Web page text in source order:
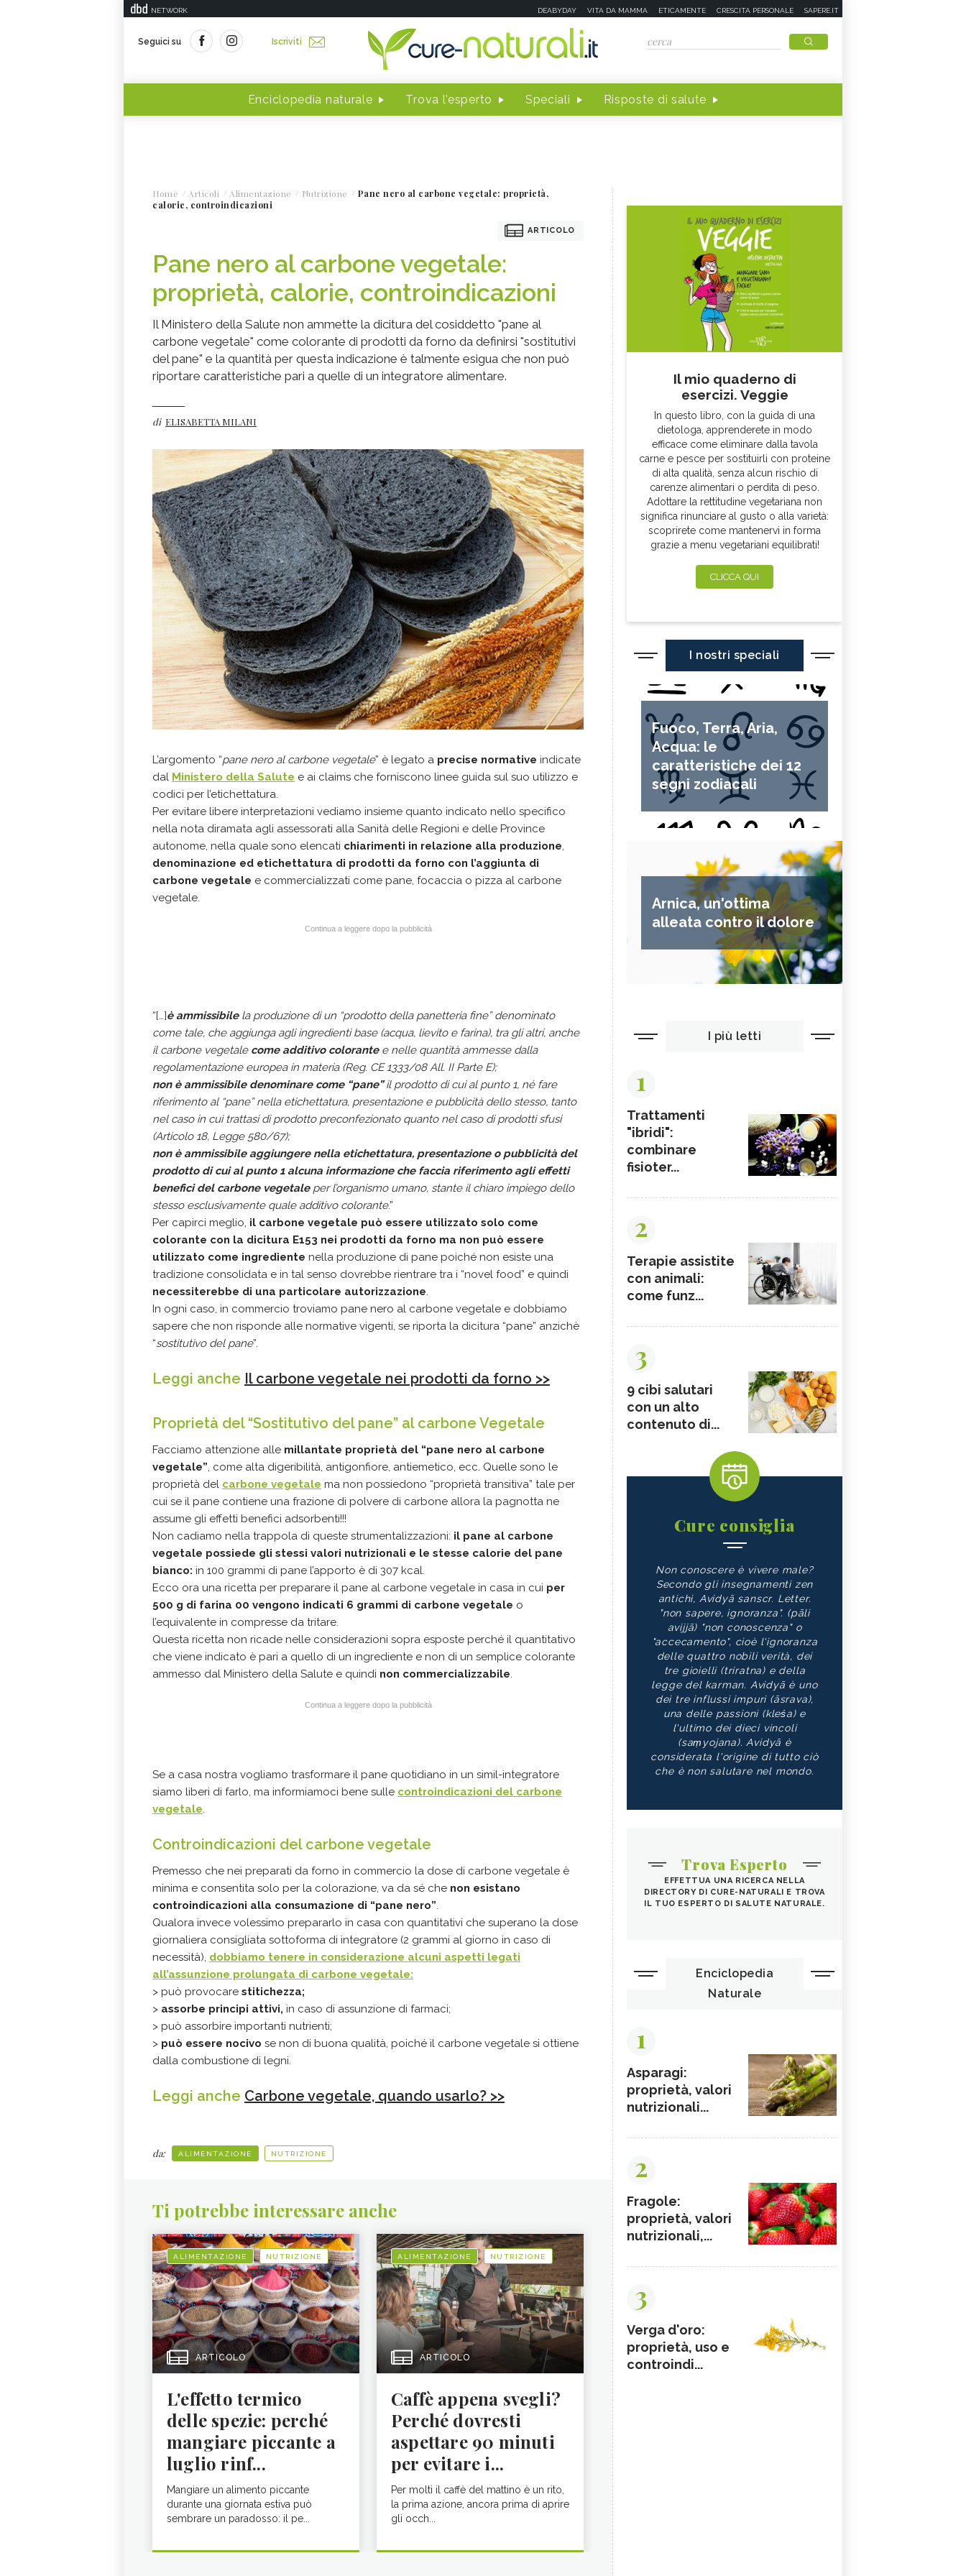
NETWORK DEABYDAY VITA DA MAMMA ETICAMENTE CRESCITA PERSONALE SAPERE.IT
Seguici su Iscriviti
Enciclopedia naturale Trova l'esperto Speciali Risposte di salute
Home Articoli Alimentazione Nutrizione
Pane nero al carbone vegetale: proprietà,
calorie, controindicazioni
ARTICOLO
Pane nero al carbone vegetale:
proprietà, calorie, controindicazioni
Il Ministero della Salute non ammette la dicitura del cosiddetto "pane al
carbone vegetale" come colorante di prodotti da forno da definirsi "sostitutivi
del pane" e la quantità per questa indicazione è talmente esigua che non può
riportare caratteristiche pari a quelle di un integratore alimentare.
di ELISABETTA MILANI
L’argomento “pane nero al carbone vegetale” è legato a precise normative indicate
dal Ministero della Salute e ai claims che forniscono linee guida sul suo utilizzo e
codici per l’etichettatura.
Per evitare libere interpretazioni vediamo insieme quanto indicato nello specifico
nella nota diramata agli assessorati alla Sanità delle Regioni e delle Province
autonome, nella quale sono elencati chiarimenti in relazione alla produzione,
denominazione ed etichettatura di prodotti da forno con l’aggiunta di
carbone vegetale e commercializzati come pane, focaccia o pizza al carbone
vegetale.
Continua a leggere dopo la pubblicità
“[…]è ammissibilela produzione di un “prodotto della panetteria fine” denominato
come tale, che aggiunga agli ingredienti base (acqua, lievito e farina), tra gli altri, anche
il carbone vegetale come additivo colorante e nelle quantità ammesse dalla
regolamentazione europea in materia (Reg. CE 1333/08 All. II Parte E);
non è ammissibile denominare come “pane”il prodotto di cui al punto 1, né fare
riferimento al “pane” nella etichettatura, presentazione e pubblicità dello stesso, tanto
nel caso in cui trattasi di prodotto preconfezionato quanto nel caso di prodotti sfusi
(Articolo 18, Legge 580/67);
non è ammissibile aggiungere nella etichettatura, presentazione o pubblicità del
prodotto di cui al punto 1 alcuna informazione che faccia riferimento agli effetti
benefici del carbone vegetaleper l’organismo umano, stante il chiaro impiego dello
stesso esclusivamente quale additivo colorante.”
Per capirci meglio, il carbone vegetale può essere utilizzato solo come
colorante con la dicitura E153 nei prodotti da forno ma non può essere
utilizzato come ingrediente nella produzione di pane poiché non esiste una
tradizione consolidata e in tal senso dovrebbe rientrare tra i “novel food” e quindi
necessiterebbe di una particolare autorizzazione.
In ogni caso, in commercio troviamo pane nero al carbone vegetale e dobbiamo
sapere che non risponde alle normative vigenti, se riporta la dicitura “pane” anzichè
“sostitutivo del pane”.
Leggi anche Il carbone vegetale nei prodotti da forno >>
Proprietà del “Sostitutivo del pane” al carbone Vegetale
Facciamo attenzione alle millantate proprietà del “pane nero al carbone
vegetale”, come alta digeribilità, antigonfiore, antiemetico, ecc. Quelle sono le
proprietà del carbone vegetale ma non possiedono “proprietà transitiva” tale per
cui se il pane contiene una frazione di polvere di carbone allora la pagnotta ne
assume gli effetti benefici adsorbenti!!!
Non cadiamo nella trappola di queste strumentalizzazioni: il pane al carbone
vegetale possiede gli stessi valori nutrizionali e le stesse calorie del pane
bianco: in 100 grammi di pane l’apporto è di 307 kcal.
Ecco ora una ricetta per preparare il pane al carbone vegetale in casa in cui per
500 g di farina 00 vengono indicati 6 grammi di carbone vegetale o
l’equivalente in compresse da tritare.
Questa ricetta non ricade nelle considerazioni sopra esposte perché il quantitativo
che viene indicato è pari a quello di un ingrediente e non di un semplice colorante
ammesso dal Ministero della Salute e quindi non commercializzabile.
Continua a leggere dopo la pubblicità
Se a casa nostra vogliamo trasformare il pane quotidiano in un simil-integratore
siamo liberi di farlo, ma informiamoci bene sulle controindicazioni del carbone
vegetale.
Controindicazioni del carbone vegetale
Premesso che nei preparati da forno in commercio la dose di carbone vegetale è
minima e consentita solo per la colorazione, va da sé che non esistano
controindicazioni alla consumazione di “pane nero”.
Qualora invece volessimo prepararlo in casa con quantitativi che superano la dose
giornaliera consigliata sottoforma di integratore (2 grammi al giorno in caso di
necessità), dobbiamo tenere in considerazione alcuni aspetti legati
all’assunzione prolungata di carbone vegetale:
> può provocare stitichezza;
> assorbe principi attivi, in caso di assunzione di farmaci;
> può assorbire importanti nutrienti;
> può essere nocivo se non di buona qualità, poiché il carbone vegetale si ottiene
dalla combustione di legni.
Leggi anche Carbone vegetale, quando usarlo? >>
da: ALIMENTAZIONE NUTRIZIONE
Ti potrebbe interessare anche
ALIMENTAZIONE NUTRIZIONE
ARTICOLO
L'effetto termico
delle spezie: perché
mangiare piccante a
luglio rinf...
Mangiare un alimento piccante
durante una giornata estiva può
sembrare un paradosso: il pe...
ALIMENTAZIONE NUTRIZIONE
ARTICOLO
Caffè appena svegli?
Perché dovresti
aspettare 90 minuti
per evitare i...
Per molti il caffè del mattino è un rito,
la prima azione, ancora prima di aprire
gli occh...
Il mio quaderno di
esercizi. Veggie
In questo libro, con la guida di una
dietologa, apprenderete in modo
efficace come eliminare dalla tavola
carne e pesce per sostituirli con proteine
di alta qualità, senza alcun rischio di
carenze alimentari o perdita di peso.
Adottare la rettitudine vegetariana non
significa rinunciare al gusto o alla varietà:
scoprirete come mantenervi in forma
grazie a menu vegetariani equilibrati!
CLICCA QUI
I nostri speciali
Fuoco, Terra, Aria,
Acqua: le
caratteristiche dei 12
segni zodiacali
Arnica, un'ottima
alleata contro il dolore
I più letti
1
Trattamenti
"ibridi":
combinare
fisioter...
2
Terapie assistite
con animali:
come funz...
3
9 cibi salutari
con un alto
contenuto di...
Cure consiglia
Non conoscere è vivere male?
Secondo gli insegnamenti zen
antichi, Avidyā sanscr. Letter.
"non sapere, ignoranza". (pāli
avijjā) "non conoscenza" o
"accecamento", cioè l'ignoranza
delle quattro nobili verità, dei
tre gioielli (triratna) e della
legge del karman. Avidyā è uno
dei tre influssi impuri (āsrava),
una delle passioni (kleśa) e
l'ultimo dei dieci vincoli
(saṃyojana). Avidyā è
considerata l'origine di tutto ciò
che è non salutare nel mondo.
Trova Esperto
EFFETTUA UNA RICERCA NELLA
DIRECTORY DI CURE-NATURALI E TROVA
IL TUO ESPERTO DI SALUTE NATURALE.
Enciclopedia
Naturale
1
Asparagi:
proprietà, valori
nutrizionali...
2
Fragole:
proprietà, valori
nutrizionali,...
3
Verga d'oro:
proprietà, uso e
controindi...